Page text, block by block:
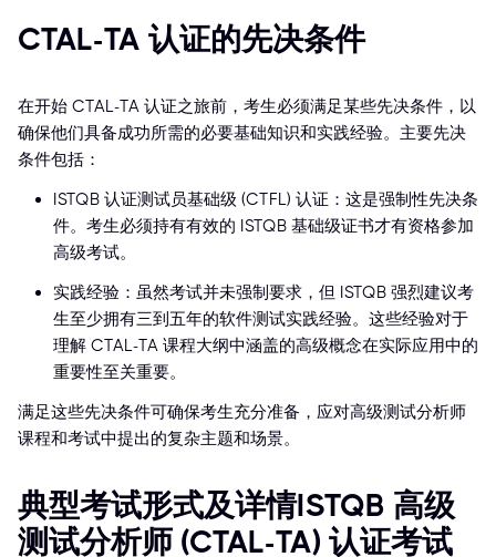
CTAL-TA 认证的先决条件
在开始 CTAL-TA 认证之旅前，考生必须满足某些先决条件，以
确保他们具备成功所需的必要基础知识和实践经验。主要先决
条件包括：
ISTQB 认证测试员基础级 (CTFL) 认证：这是强制性先决条
件。考生必须持有有效的 ISTQB 基础级证书才有资格参加
高级考试。
实践经验：虽然考试并未强制要求，但 ISTQB 强烈建议考
生至少拥有三到五年的软件测试实践经验。这些经验对于
理解 CTAL-TA 课程大纲中涵盖的高级概念在实际应用中的
重要性至关重要。
满足这些先决条件可确保考生充分准备，应对高级测试分析师
课程和考试中提出的复杂主题和场景。
典型考试形式及详情ISTQB 高级
测试分析师 (CTAL-TA) 认证考试